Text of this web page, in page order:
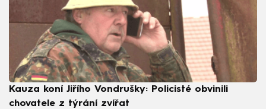
Kauza koní Jiřího Vondrušky: Policisté obvinili
chovatele z týrání zvířat